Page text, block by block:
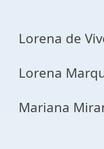
Lorena de
Lorena
Mariana